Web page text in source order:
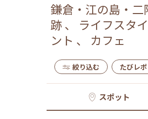
鎌倉・江の島・
跡 、 ライフスタ
ント 、 カフェ
絞り込む たびレポ
スポット